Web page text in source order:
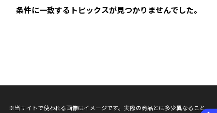
条件に一致するトピックスが見つかりませんでした。
※当サイトで使われる画像はイメージです。実際の商品とは多少異なること